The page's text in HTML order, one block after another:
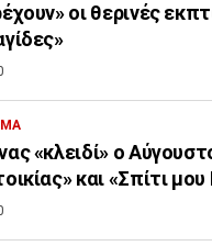
οι θερινές
«κλειδί» ο
και «Σπίτι μου